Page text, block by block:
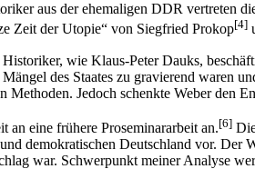
aus der ehemaligen DDR vertreten
Zeit der Utopie“ von Siegfried Prokop[4]
wie Klaus-Peter Dauks,
des Staates zu gravierend waren
Methoden. Jedoch schenkte Weber
an eine frühere Proseminararbeit an.[6]
demokratischen Deutschland vor. Der
war. Schwerpunkt meiner Analyse